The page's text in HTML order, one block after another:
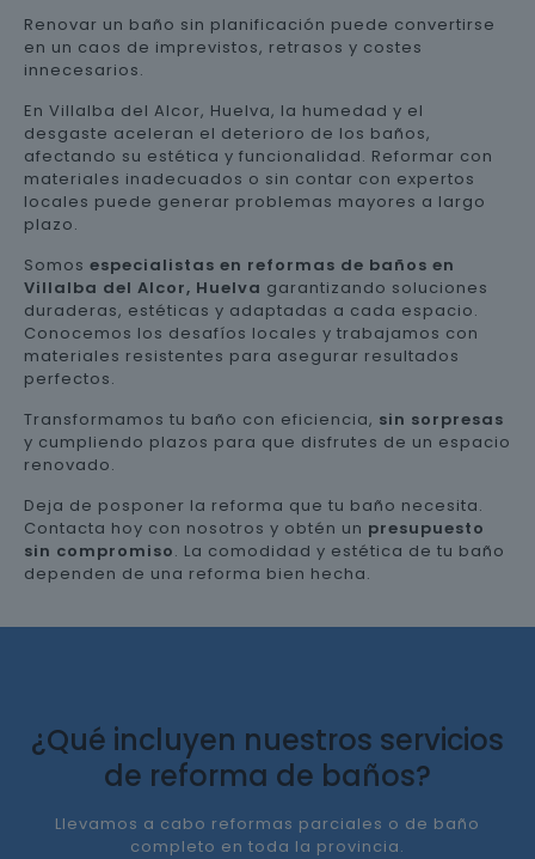
Renovar un baño sin planificación puede convertirse
en un caos de imprevistos, retrasos y costes
innecesarios.
En Villalba del Alcor, Huelva, la humedad y el
desgaste aceleran el deterioro de los baños,
afectando su estética y funcionalidad. Reformar con
materiales inadecuados o sin contar con expertos
locales puede generar problemas mayores a largo
plazo.
Somos especialistas en reformas de baños en
Villalba del Alcor, Huelva garantizando soluciones
duraderas, estéticas y adaptadas a cada espacio.
Conocemos los desafíos locales y trabajamos con
materiales resistentes para asegurar resultados
perfectos.
Transformamos tu baño con eficiencia, sin sorpresas
y cumpliendo plazos para que disfrutes de un espacio
renovado.
Deja de posponer la reforma que tu baño necesita.
Contacta hoy con nosotros y obtén un presupuesto
sin compromiso. La comodidad y estética de tu baño
dependen de una reforma bien hecha.
¿Qué incluyen nuestros servicios
de reforma de baños?
Llevamos a cabo reformas parciales o de baño
completo en toda la provincia.